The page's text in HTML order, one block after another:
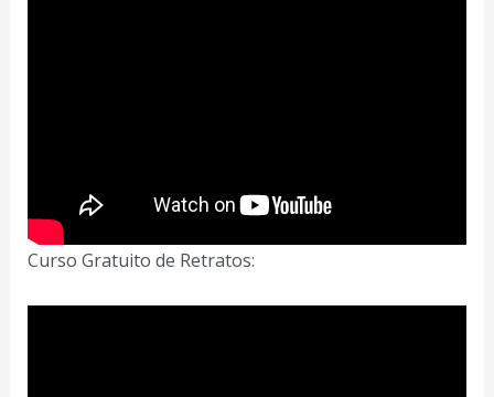
Curso Gratuito de Retratos: